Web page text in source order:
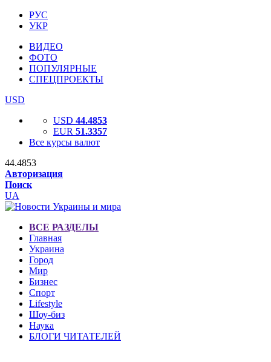
РУС
УКР
ВИДЕО
ФОТО
ПОПУЛЯРНЫЕ
СПЕЦПРОЕКТЫ
USD
USD 44.4853
EUR 51.3357
Все курсы валют
44.4853
Авторизация
Поиск
UA
ВСЕ РАЗДЕЛЫ
Главная
Украина
Город
Мир
Бизнес
Спорт
Lifestyle
Шоу-биз
Наука
БЛОГИ ЧИТАТЕЛЕЙ